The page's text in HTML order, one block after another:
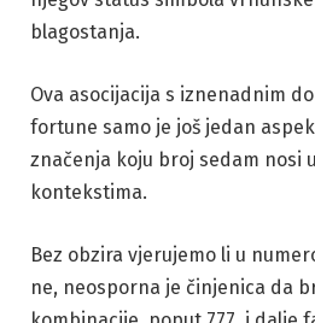
blagostanja.
Ova asocijacija s iznenadnim
fortune samo je još jedan
značenja koju broj sedam nosi
kontekstima.
Bez obzira vjerujemo li u
ne, neosporna je činjenica da